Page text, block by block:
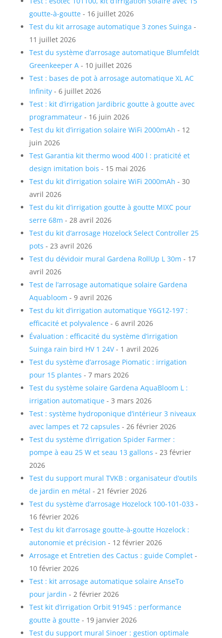
goutte-à-goutte- 16 juillet 2026
Test du kit arrosage automatique 3 zones Suinga -
11 juillet 2026
Test du système d’arrosage automatique Blumfeldt
Greenkeeper A- 10 juillet 2026
Test : bases de pot à arrosage automatique XL AC
Infinity- 6 juillet 2026
Test : kit d’irrigation Jardibric goutte à goutte avec
programmateur- 16 juin 2026
Test du kit d’irrigation solaire WiFi 2000mAh - 12
juin 2026
Test Garantia kit thermo wood 400 l : praticité et
design imitation bois - 15 mai 2026
Test du kit d’irrigation solaire WiFi 2000mAh - 30
avril 2026
Test du kit d’irrigation goutte à goutte MIXC pour
serre 68m - 28 avril 2026
Test du kit d’arrosage Hozelock Select Controller 25
pots - 23 avril 2026
Test du dévidoir mural Gardena RollUp L 30m - 17
avril 2026
Test de l’arrosage automatique solaire Gardena
Aquabloom - 9 avril 2026
Test du kit d’irrigation automatique Y6G12-197 :
efficacité et polyvalence- 6 avril 2026
Évaluation : efficacité du système d’irrigation
Suinga rain bird HV 1 24V- 1 avril 2026
Test du système d’arrosage Piomatic : irrigation
pour 15 plantes - 7 mars 2026
Test du système solaire Gardena AquaBloom L :
irrigation automatique- 3 mars 2026
Test : système hydroponique d’intérieur 3 niveaux
avec lampes et 72 capsules - 26 février 2026
Test du système d’irrigation Spider Farmer :
pompe à eau 25 W et seau 13 gallons - 23 février
2026
Test du support mural TVKB : organisateur d’outils
de jardin en métal - 21 février 2026
Test du système d’arrosage Hozelock 100-101-033 -
16 février 2026
Test du kit d’arrosage goutte-à-goutte Hozelock :
autonomie et précision - 12 février 2026
Arrosage et Entretien des Cactus : guide Complet-
10 février 2026
Test : kit arrosage automatique solaire AnseTo
pour jardin - 2 février 2026
Test kit d’irrigation Orbit 91945 : performance
goutte à goutte- 19 janvier 2026
Test du support mural Sinoer : gestion optimale